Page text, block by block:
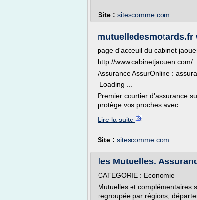
Site : sitescomme.com
mutuelledesmotards.fr
page d'acceuil du cabinet
http://www.cabinetjaouen.com/
Assurance AssurOnline :
Loading ...
Premier courtier d'assurance
protège vos proches avec...
Lire la suite
Site : sitescomme.com
les Mutuelles.
CATEGORIE : Economie
Mutuelles et complémentaires
regroupée par régions,